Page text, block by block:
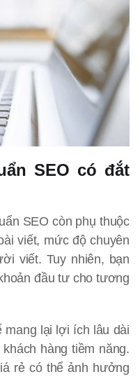
SEO có đắt
SEO còn phụ thuộc
viết, mức độ chuyên
viết. Tuy nhiên, bạn
đầu tư cho tương
mang lại lợi ích lâu dài
hàng tiềm năng.
rẻ có thể ảnh hưởng